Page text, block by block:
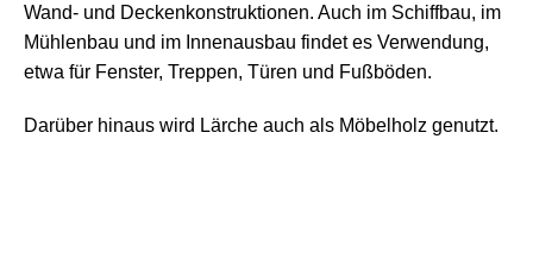
Wand- und Deckenkonstruktionen. Auch im Schiffbau, im
Mühlenbau und im Innenausbau findet es Verwendung,
etwa für Fenster, Treppen, Türen und Fußböden.
Darüber hinaus wird Lärche auch als Möbelholz genutzt.